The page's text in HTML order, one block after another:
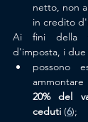
netto, non
in credito
Ai fini della
d'imposta, i
possono
ammontare
20% del
ceduti (6);